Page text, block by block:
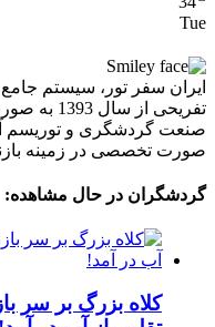
Tue
ایران سفر تور، سیستم
تفریحی
صنعت گردشگری و توریسم
صورت تخصصی در زمینه
گردشگران در حال مشاهده:
کلاه بزرگ بر سر